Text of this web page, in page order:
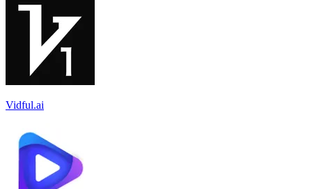
Vidful.ai